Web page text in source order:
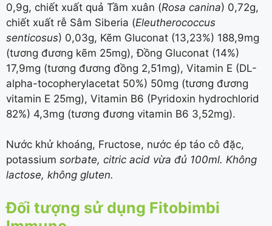
0,9g, chiết xuất quả Tầm xuân (Rosa canina) 0,72g,
chiết xuất rễ Sâm Siberia (Eleutherococcus
senticosus) 0,03g, Kẽm Gluconat (13,23%) 188,9mg
(tương đương kẽm 25mg), Đồng Gluconat (14%)
17,9mg (tương đương đồng 2,51mg), Vitamin E (DL-
alpha-tocopherylacetat 50%) 50mg (tương đương
vitamin E 25mg), Vitamin B6 (Pyridoxin hydrochlorid
82%) 4,3mg (tương đương vitamin B6 3,52mg).
Nước khử khoáng, Fructose, nước ép táo cô đặc,
potassium sorbate, citric acid vừa đủ 100ml. Không
lactose, không gluten.
Đối tượng sử dụng Fitobimbi